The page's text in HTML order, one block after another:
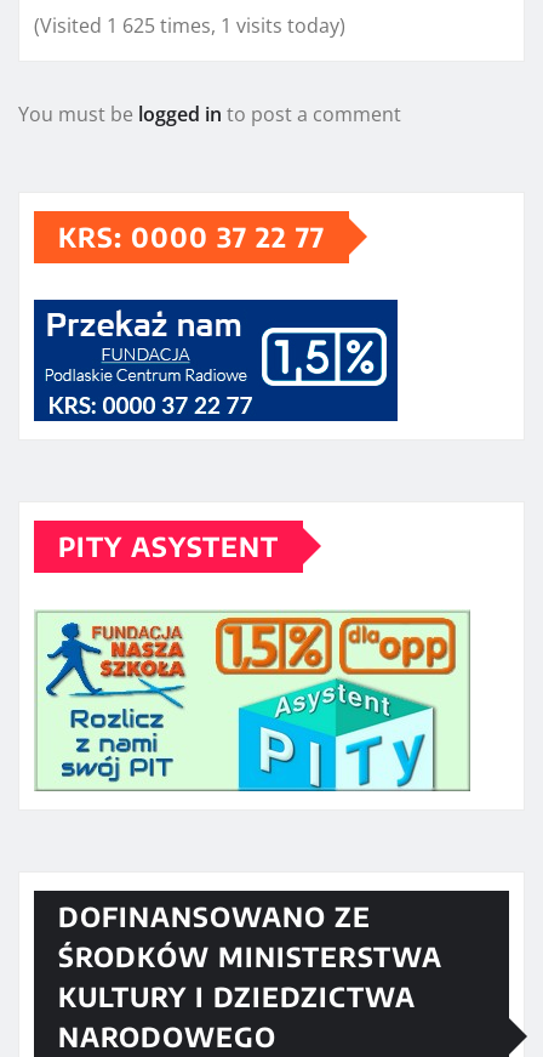
(Visited 1 625 times, 1 visits today)
You must be logged in to post a comment
KRS: 0000 37 22 77
PITY ASYSTENT
DOFINANSOWANO ZE
ŚRODKÓW MINISTERSTWA
KULTURY I DZIEDZICTWA
NARODOWEGO